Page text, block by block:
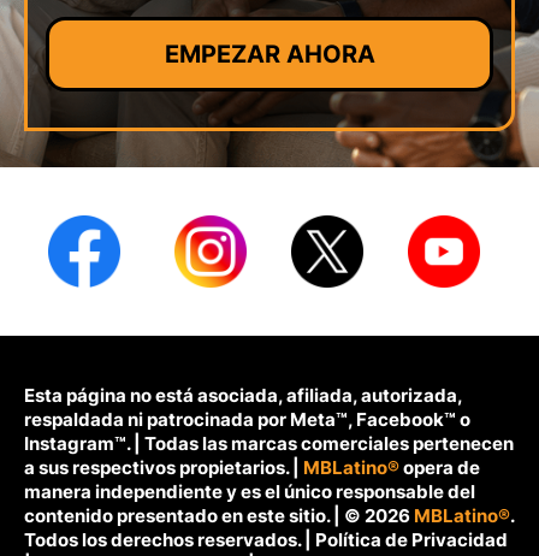
EMPEZAR AHORA
Esta página no está asociada, afiliada, autorizada,
respaldada ni patrocinada por Meta™, Facebook™ o
Instagram™. | Todas las marcas comerciales pertenecen
a sus respectivos propietarios. | MBLatino®opera de
manera independiente y es el único responsable del
contenido presentado en este sitio. | © 2026 MBLatino®.
Todos los derechos reservados. | Política de Privacidad